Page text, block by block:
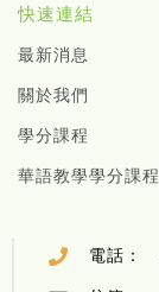
快速連結
最新消息
關於我們
學分課程
華語教學學分課程
電話：